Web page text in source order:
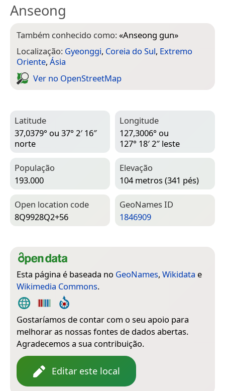
Anseong
Também conhecido como:«Anseong gun»
Localização: Gyeonggi, Coreia do Sul, Extremo
Oriente, Ásia
Ver no Open­Street­Map
Latitude
37,0379° ou 37° 2′ 16″
norte
Longitude
127,3006° ou
127° 18′ 2″ leste
População
193.000
Elevação
104 metros (341 pés)
Open location code
8Q9928Q2+56
Geo­Names ID
1846909
Esta página é baseada no GeoNames, Wikidata e
Wikimedia Commons.
Gostaríamos de contar com o seu apoio para
melhorar as nossas fontes de dados abertas.
Agradecemos a sua contribuição.
Editar este local